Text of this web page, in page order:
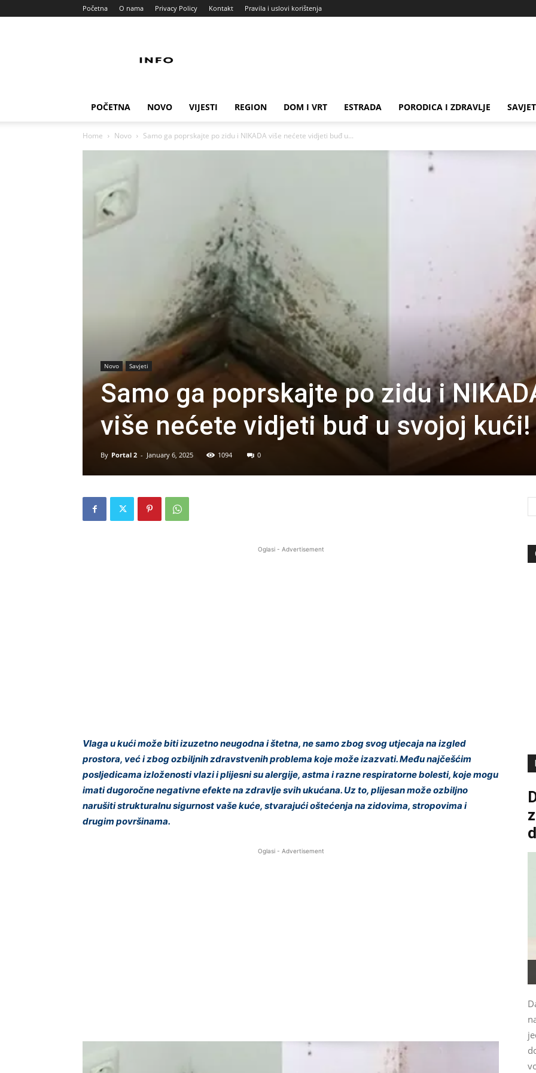
Početna O nama Privacy Policy Kontakt Pravila i uslovi korištenja
POČETNA NOVO VIJESTI REGION DOM I VRT ESTRADA PORODICA I ZDRAVLJE
Home Novo Samo ga poprskajte po zidu i NIKADA više nećete vidjeti buđ u...
Novo Savjeti
Samo ga poprskajte po zidu i
više nećete vidjeti buđ u svojoj kući!
By Portal 2 - January 6, 2025 1094 0
Oglasi - Advertisement
Vlaga u kući može biti izuzetno neugodna i štetna, ne samo zbog svog utjecaja na izgled
prostora, već i zbog ozbiljnih zdravstvenih problema koje može izazvati. Među najčešćim
posljedicama izloženosti vlazi i plijesni su alergije, astma i razne respiratorne bolesti, koje mogu
imati dugoročne negativne efekte na zdravlje svih ukućana. Uz to, plijesan može ozbiljno
narušiti strukturalnu sigurnost vaše kuće, stvarajući oštećenja na zidovima, stropovima i
drugim površinama.
Oglasi - Advertisement